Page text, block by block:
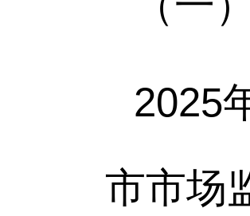
2025
市市场